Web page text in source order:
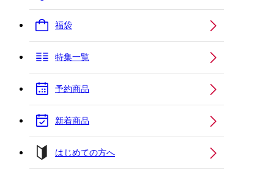
福袋
特集一覧
予約商品
新着商品
はじめての方へ